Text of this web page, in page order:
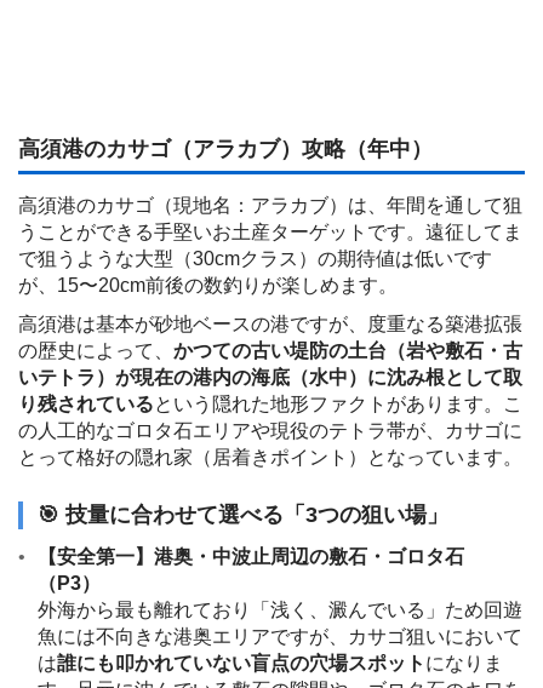
高須港のカサゴ（アラカブ）攻略（年中）
高須港のカサゴ（現地名：アラカブ）は、年間を通して狙
うことができる手堅いお土産ターゲットです。遠征してま
で狙うような大型（30cmクラス）の期待値は低いです
が、15〜20cm前後の数釣りが楽しめます。
高須港は基本が砂地ベースの港ですが、度重なる築港拡張
の歴史によって、 かつての古い堤防の土台（岩や敷石・古
いテトラ）が現在の港内の海底（水中）に沈み根として取
り残されているという隠れた地形ファクトがあります。こ
の人工的なゴロタ石エリアや現役のテトラ帯が、カサゴに
とって格好の隠れ家（居着きポイント）となっています。
🎯 技量に合わせて選べる「3つの狙い場」
【安全第一】港奥・中波止周辺の敷石・ゴロタ石
（P3）
外海から最も離れており「浅く、澱んでいる」ため回遊
魚には不向きな港奥エリアですが、カサゴ狙いにおいて
は誰にも叩かれていない盲点の穴場スポット になりま